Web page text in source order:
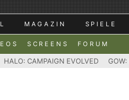
MAGAZIN SPIELE
SCREENS FORUM
HALO: CAMPAIGN EVOLVED